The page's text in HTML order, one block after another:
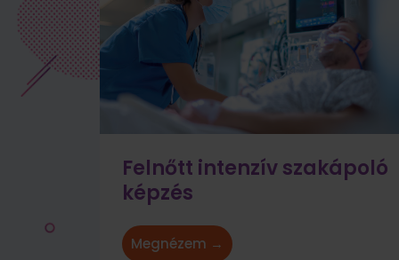
Felnőtt intenzív szakápoló
képzés
Megnézem →